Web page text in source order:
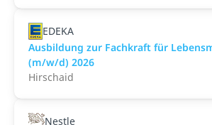
EDEKA
Ausbildung zur Fachkraft für
(m/w/d) 2026
Hirschaid
Nestle